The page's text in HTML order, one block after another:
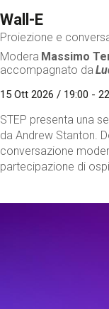
Wall-E
Proiezione e
Modera Massimo
accompagnato da
15 Ott 2026 / 19:00 -
STEP presenta una
da Andrew Stanton.
conversazione
partecipazione di